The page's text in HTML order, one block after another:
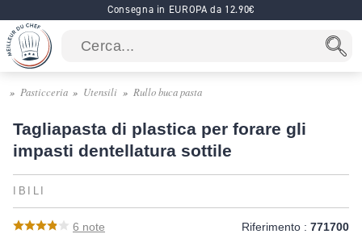
Consegna in EUROPA da 12.90€
Pasticceria Utensili Rullo buca pasta
Tagliapasta di plastica per forare gli
impasti dentellatura sottile
IBILI
6 note Riferimento : 771700